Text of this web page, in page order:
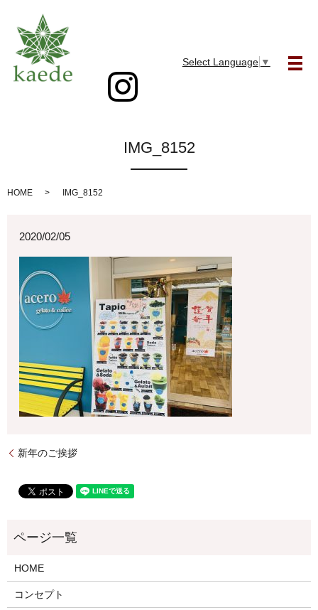
Select Language ▼
メ
IMG_8152
HOME IMG_8152
2020/02/05
新年のご挨拶
HOME
コンセプト